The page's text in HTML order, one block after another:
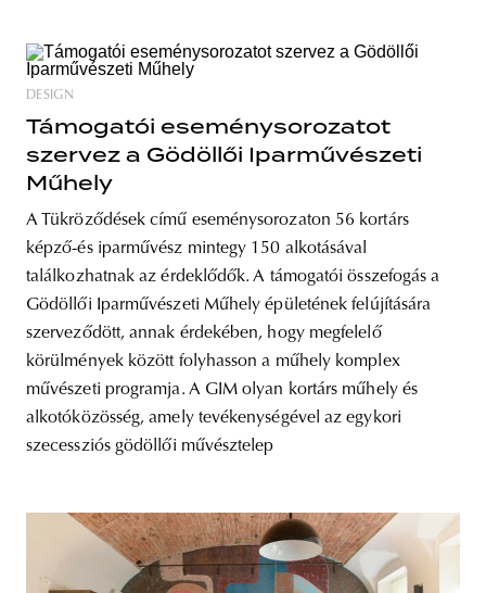
DESIGN
Támogatói eseménysorozatot
szervez a Gödöllői Iparművészeti
Műhely
A Tükröződések című eseménysorozaton 56 kortárs
képző-és iparművész mintegy 150 alkotásával
találkozhatnak az érdeklődők. A támogatói összefogás a
Gödöllői Iparművészeti Műhely épületének felújítására
szerveződött, annak érdekében, hogy megfelelő
körülmények között folyhasson a műhely komplex
művészeti programja. A GIM olyan kortárs műhely és
alkotóközösség, amely tevékenységével az egykori
szecessziós gödöllői művésztelep